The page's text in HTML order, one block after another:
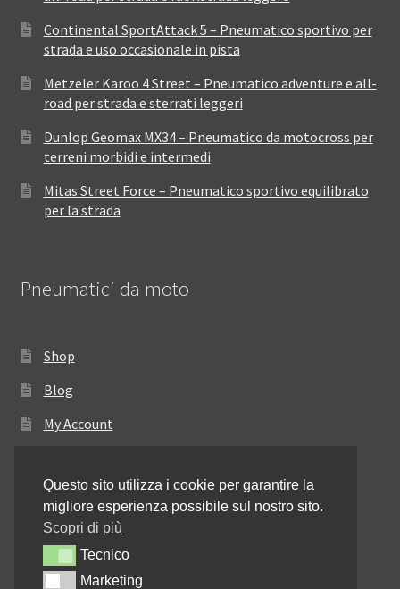
Continental SportAttack 5 – Pneumatico sportivo per
strada e uso occasionale in pista
Metzeler Karoo 4 Street – Pneumatico adventure e all-
road per strada e sterrati leggeri
Dunlop Geomax MX34 – Pneumatico da motocross per
terreni morbidi e intermedi
Mitas Street Force – Pneumatico sportivo equilibrato
per la strada
Pneumatici da moto
Shop
Blog
My Account
Resi e rimborsi
Annullamento dell’ordine
Informativa sulla privacy
Questo sito utilizza i cookie per garantire la
migliore esperienza possibile sul nostro sito.
Scopri di più
TecnicoTecnico
MarketingMarketing